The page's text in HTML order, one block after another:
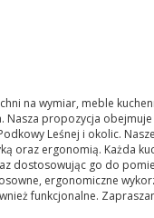
na wymiar, meble
Nasza propozycja
Leśnej i okolic.
oraz ergonomią. Każda
dostosowując go do
ergonomiczne
funkcjonalne.